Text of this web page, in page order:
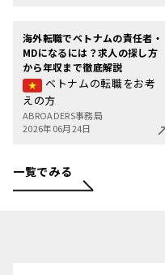
海外転職でベトナムの責任者・
MDになるには？求人の探し方
から年収まで徹底解説
ベトナムの転職をお考
えの方
ABROADERS事務局
2026年06月24日
一覧でみる